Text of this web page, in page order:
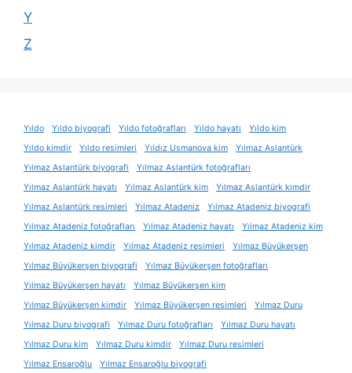
Y
Z
Yıldo Yıldo biyografi Yıldo fotoğrafları Yıldo hayatı
Yıldo kim
Yıldo kimdir
Yıldo resimleri Yıldız Usmanova kim
Yılmaz Aslantürk
Yılmaz Aslantürk biyografi
Yılmaz Aslantürk fotoğrafları
Yılmaz Aslantürk hayatı
Yılmaz Aslantürk kim
Yılmaz Aslantürk kimdir
Yılmaz Aslantürk resimleri
Yılmaz Atadeniz
Yılmaz Atadeniz biyografi
Yılmaz Atadeniz fotoğrafları
Yılmaz Atadeniz hayatı
Yılmaz Atadeniz kim
Yılmaz Atadeniz kimdir
Yılmaz Atadeniz resimleri
Yılmaz Büyükerşen
Yılmaz Büyükerşen biyografi
Yılmaz Büyükerşen fotoğrafları
Yılmaz Büyükerşen hayatı
Yılmaz Büyükerşen kim
Yılmaz Büyükerşen kimdir
Yılmaz Büyükerşen resimleri
Yılmaz Duru
Yılmaz Duru biyografi
Yılmaz Duru fotoğrafları
Yılmaz Duru hayatı
Yılmaz Duru kim
Yılmaz Duru kimdir
Yılmaz Duru resimleri
Yılmaz Ensaroğlu
Yılmaz Ensaroğlu biyografi